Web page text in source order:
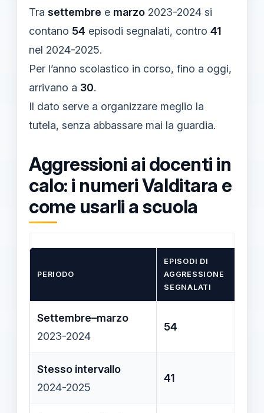
Tra settembre e marzo 2023-2024 si
contano 54 episodi segnalati, contro 41
nel 2024-2025.
Per l’anno scolastico in corso, fino a oggi,
arrivano a 30.
Il dato serve a organizzare meglio la
tutela, senza abbassare mai la guardia.
Aggressioni ai docenti in
calo: i numeri Valditara e
come usarli a scuola
PERIODO
EPISODI DI
AGGRESSIONE
SEGNALATI
Settembre–marzo
2023-2024
54
Stesso intervallo
2024-2025
41